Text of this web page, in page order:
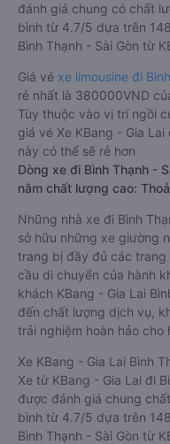
đánh giá chung có chất
bình từ 4.7/5 dựa trên
Bình Thạnh - Sài Gòn từ
Giá vé xe limousine đi
rẻ nhất là 380000VND
Tùy thuộc vào vị trí ngồi
giá vé Xe KBang - Gia Lai
này có thể sẽ rẻ hơn
Dòng xe đi Bình Thạnh -
nằm chất lượng cao:
Những nhà xe đi Bình
sở hữu những xe giường
trang bị đầy đủ các trang
cầu di chuyển của hành
khách KBang - Gia Lai
đến chất lượng dịch vụ,
trải nghiệm hoàn hảo cho
Xe KBang - Gia Lai Bình
Xe từ KBang - Gia Lai đi
được đánh giá chung
bình từ 4.7/5 dựa trên
Bình Thạnh - Sài Gòn từ